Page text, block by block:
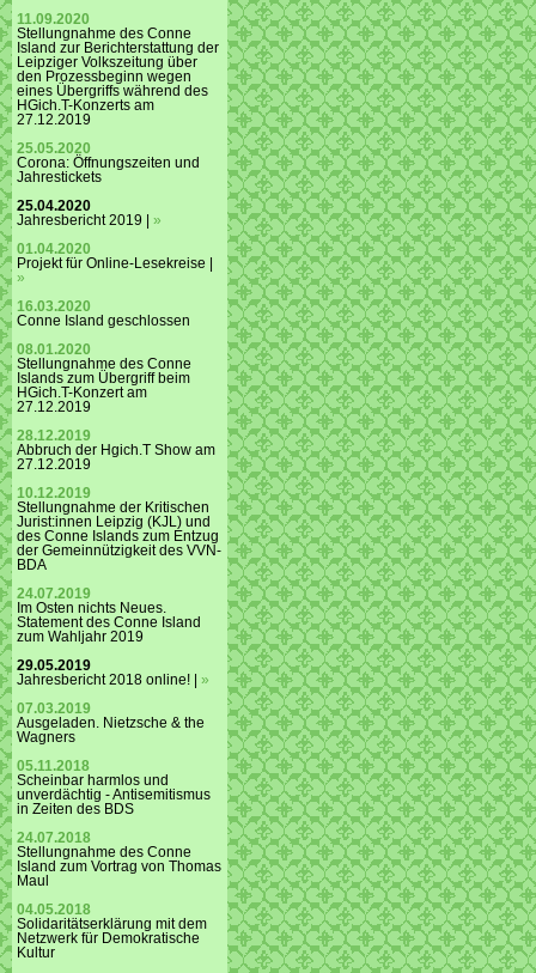
11.09.2020
Stellungnahme des Conne
Island zur Berichterstattung der
Leipziger Volkszeitung über
den Prozessbeginn wegen
eines Übergriffs während des
HGich.T-Konzerts am
27.12.2019
25.05.2020
Corona: Öffnungszeiten und
Jahrestickets
25.04.2020
Jahresbericht 2019 | »
01.04.2020
Projekt für Online-Lesekreise |
»
16.03.2020
Conne Island geschlossen
08.01.2020
Stellungnahme des Conne
Islands zum Übergriff beim
HGich.T-Konzert am
27.12.2019
28.12.2019
Abbruch der Hgich.T Show am
27.12.2019
10.12.2019
Stellungnahme der Kritischen
Jurist:innen Leipzig (KJL) und
des Conne Islands zum Entzug
der Gemeinnützigkeit des VVN-
BDA
24.07.2019
Im Osten nichts Neues.
Statement des Conne Island
zum Wahljahr 2019
29.05.2019
Jahresbericht 2018 online! | »
07.03.2019
Ausgeladen. Nietzsche & the
Wagners
05.11.2018
Scheinbar harmlos und
unverdächtig - Antisemitismus
in Zeiten des BDS
24.07.2018
Stellungnahme des Conne
Island zum Vortrag von Thomas
Maul
04.05.2018
Solidaritätserklärung mit dem
Netzwerk für Demokratische
Kultur